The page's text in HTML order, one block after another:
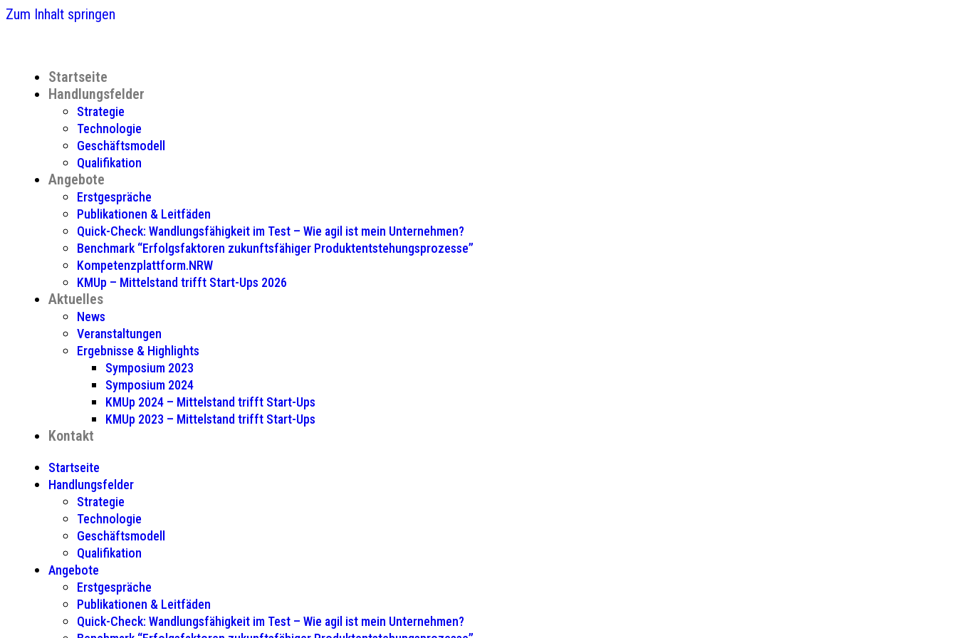
Zum Inhalt springen
Startseite
Handlungsfelder
Strategie
Technologie
Geschäftsmodell
Qualifikation
Angebote
Erstgespräche
Publikationen & Leitfäden
Quick-Check: Wandlungsfähigkeit im Test – Wie agil ist mein Unternehmen?
Benchmark “Erfolgsfaktoren zukunftsfähiger Produktentstehungsprozesse”
Kompetenzplattform.NRW
KMUp – Mittelstand trifft Start-Ups 2026
Aktuelles
News
Veranstaltungen
Ergebnisse & Highlights
Symposium 2023
Symposium 2024
KMUp 2024 – Mittelstand trifft Start-Ups
KMUp 2023 – Mittelstand trifft Start-Ups
Kontakt
Startseite
Handlungsfelder
Strategie
Technologie
Geschäftsmodell
Qualifikation
Angebote
Erstgespräche
Publikationen & Leitfäden
Quick-Check: Wandlungsfähigkeit im Test – Wie agil ist mein Unternehmen?